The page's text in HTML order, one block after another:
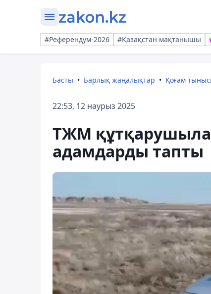
#Референдум-2026 #Қазақстан мақтанышы
Басты Барлық жаңалықтар Қоғам
22:53, 12 наурыз 2025
ТЖМ
адамдарды тапты